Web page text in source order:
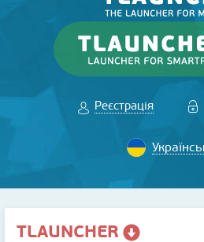
Реєстрація
TLAUNCHER